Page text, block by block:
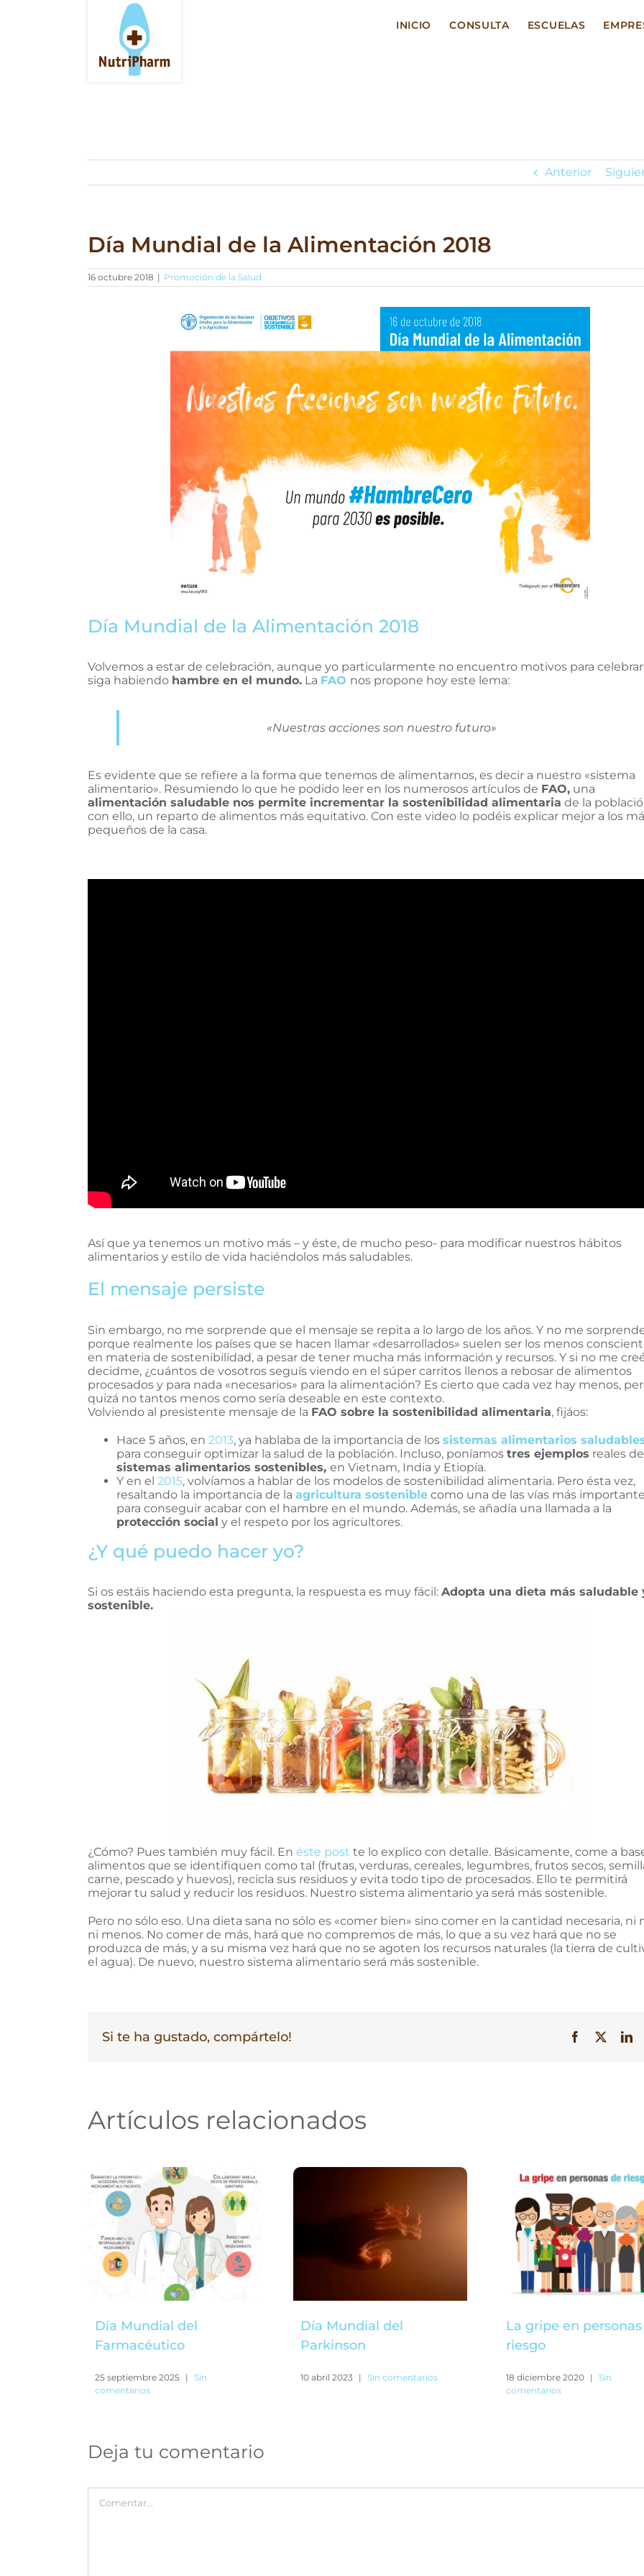
INICIO CONSULTA ESCUELAS
Anterior
Día Mundial de la Alimentación 2018
16 octubre 2018 | Promoción de la Salud
Día Mundial de la Alimentación 2018
Volvemos a estar de celebración, aunque yo particularmente no encuentro motivos para
siga habiendo hambre en el mundo. La FAO nos propone hoy este lema:
«Nuestras acciones son nuestro futuro»
Es evidente que se refiere a la forma que tenemos de alimentarnos, es decir a nuestro «sistema
alimentario». Resumiendo lo que he podido leer en los numerosos artículos de FAO, una
alimentación saludable nos permite incrementar la sostenibilidad alimentaria de la
con ello, un reparto de alimentos más equitativo. Con este video lo podéis explicar mejor a los
pequeños de la casa.
Así que ya tenemos un motivo más – y éste, de mucho peso- para modificar nuestros hábitos
alimentarios y estilo de vida haciéndolos más saludables.
El mensaje persiste
Sin embargo, no me sorprende que el mensaje se repita a lo largo de los años. Y no me
porque realmente los países que se hacen llamar «desarrollados» suelen ser los menos
en materia de sostenibilidad, a pesar de tener mucha más información y recursos. Y si no me
decidme, ¿cuántos de vosotros seguís viendo en el súper carritos llenos a rebosar de alimentos
procesados y para nada «necesarios» para la alimentación? Es cierto que cada vez hay menos,
quizá no tantos menos como sería deseable en este contexto.
Volviendo al presistente mensaje de la FAO sobre la sostenibilidad alimentaria, fijáos:
Hace 5 años, en 2013, ya hablaba de la importancia de los sistemas alimentarios
para conseguir optimizar la salud de la población. Incluso, poníamos tres ejemplos reales de
sistemas alimentarios sostenibles, en Vietnam, India y Etiopía.
Y en el 2015, volvíamos a hablar de los modelos de sostenibilidad alimentaria. Pero ésta vez,
resaltando la importancia de la agricultura sostenible como una de las vías más
para conseguir acabar con el hambre en el mundo. Además, se añadía una llamada a la
protección social y el respeto por los agricultores.
¿Y qué puedo hacer yo?
Si os estáis haciendo esta pregunta, la respuesta es muy fácil: Adopta una dieta más saludable
sostenible.
¿Cómo? Pues también muy fácil. En éste post te lo explico con detalle. Básicamente, come a
alimentos que se identifiquen como tal (frutas, verduras, cereales, legumbres, frutos secos,
carne, pescado y huevos), recicla sus residuos y evita todo tipo de procesados. Ello te permitirá
mejorar tu salud y reducir los residuos. Nuestro sistema alimentario ya será más sostenible.
Pero no sólo eso. Una dieta sana no sólo es «comer bien» sino comer en la cantidad necesaria, ni
ni menos. No comer de más, hará que no compremos de más, lo que a su vez hará que no se
produzca de más, y a su misma vez hará que no se agoten los recursos naturales (la tierra de
el agua). De nuevo, nuestro sistema alimentario será más sostenible.
Si te ha gustado, compártelo! Facebook
Artículos relacionados
Día Mundial del
Farmacéutico
25 septiembre 2025 | Sin
comentarios
Día Mundial del
Parkinson
10 abril 2023 | Sin comentarios
La gripe en
riesgo
18 diciembre 2020 | Sin
comentarios
Deja tu comentario